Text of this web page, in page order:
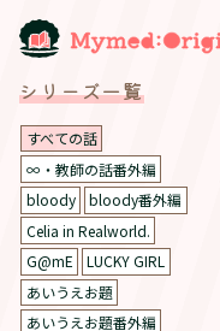
シリーズ一覧
すべての話
∞・教師の話番外編
bloody
bloody番外編
Celia in Realworld.
G@mE
LUCKY GIRL
あいうえお題
あいうえお題番外編